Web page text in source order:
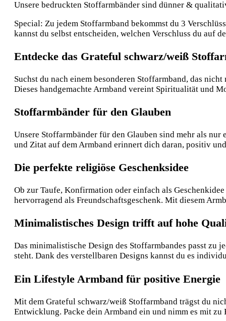
Unsere bedruckten Stoffarmbänder sind dünner &
Special: Zu jedem Stoffarmband bekommst du 3
kannst du selbst entscheiden, welchen Verschluss du auf
Entdecke das Grateful schwarz/weiß
Suchst du nach einem besonderen Stoffarmband, das
Dieses handgemachte Armband vereint Spiritualität und
Stoffarmbänder für den Glauben
Unsere Stoffarmbänder für den Glauben sind mehr als
und Zitat auf dem Armband erinnert dich daran, positiv
Die perfekte religiöse Geschenksidee
Ob zur Taufe, Konfirmation oder einfach als
hervorragend als Freundschaftsgeschenk. Mit diesem
Minimalistisches Design trifft auf hohe
Das minimalistische Design des Stoffarmbandes passt zu
steht. Dank des verstellbaren Designs kannst du es
Ein Lifestyle Armband für positive Energie
Mit dem Grateful schwarz/weiß Stoffarmband trägst du
Entwicklung. Packe dein Armband ein und nimm es mit